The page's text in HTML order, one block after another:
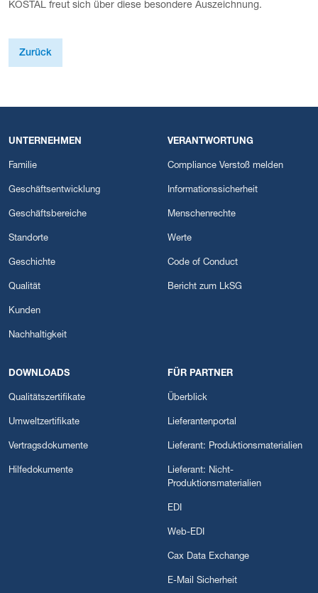
KOSTAL freut sich über diese besondere Auszeichnung.
Zurück
UNTERNEHMEN
Familie
Geschäftsentwicklung
Geschäftsbereiche
Standorte
Geschichte
Qualität
Kunden
Nachhaltigkeit
VERANTWORTUNG
Compliance Verstoß melden
Informationssicherheit
Menschenrechte
Werte
Code of Conduct
Bericht zum LkSG
DOWNLOADS
Qualitätszertifikate
Umweltzertifikate
Vertragsdokumente
Hilfedokumente
FÜR PARTNER
Überblick
Lieferantenportal
Lieferant: Produktionsmaterialien
Lieferant: Nicht-
Produktionsmaterialien
EDI
Web-EDI
Cax Data Exchange
E-Mail Sicherheit